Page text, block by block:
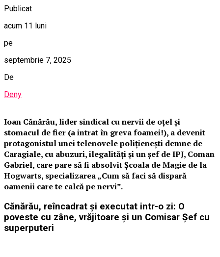
Publicat
acum 11 luni
pe
septembrie 7, 2025
De
Deny
Ioan Cănărău, lider sindical cu nervii de oțel și
stomacul de fier (a intrat în greva foamei!), a devenit
protagonistul unei telenovele polițienești demne de
Caragiale, cu abuzuri, ilegalități și un șef de IPJ, Coman
Gabriel, care pare să fi absolvit Școala de Magie de la
Hogwarts, specializarea „Cum să faci să dispară
oamenii care te calcă pe nervi”.
Cănărău, reîncadrat și executat intr-o zi: O
poveste cu zâne, vrăjitoare și un Comisar Șef cu
superputeri